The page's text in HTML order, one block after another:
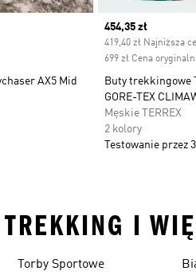
AX5 Mid
Current price
454,35 zł
419,40 zł Najniższa
699 zł Cena
Buty trekkingowe
GORE-TEX
Męskie TERREX
2 kolory
Testowanie przez
TREKKING I
Torby Sportowe